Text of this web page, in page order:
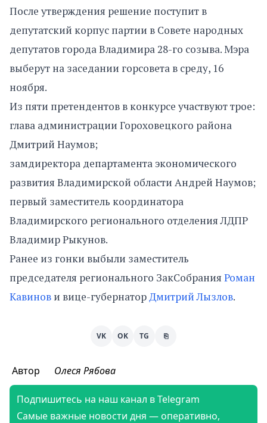
После утверждения решение поступит в
депутатский корпус партии в Совете народных
депутатов города Владимира 28-го созыва. Мэра
выберут на заседании горсовета в среду, 16
ноября.
Из пяти претендентов в конкурсе участвуют трое:
глава администрации Гороховецкого района
Дмитрий Наумов;
замдиректора департамента экономического
развития Владимирской области Андрей Наумов;
первый заместитель координатора
Владимирского регионального отделения ЛДПР
Владимир Рыкунов.
Ранее из гонки выбыли заместитель
председателя регионального ЗакСобрания Роман
Кавинов и вице-губернаторДмитрий Лызлов.
VK OK TG ⎘
Автор Олеся Рябова
Подпишитесь на наш канал в Telegram
Самые важные новости дня — оперативно,